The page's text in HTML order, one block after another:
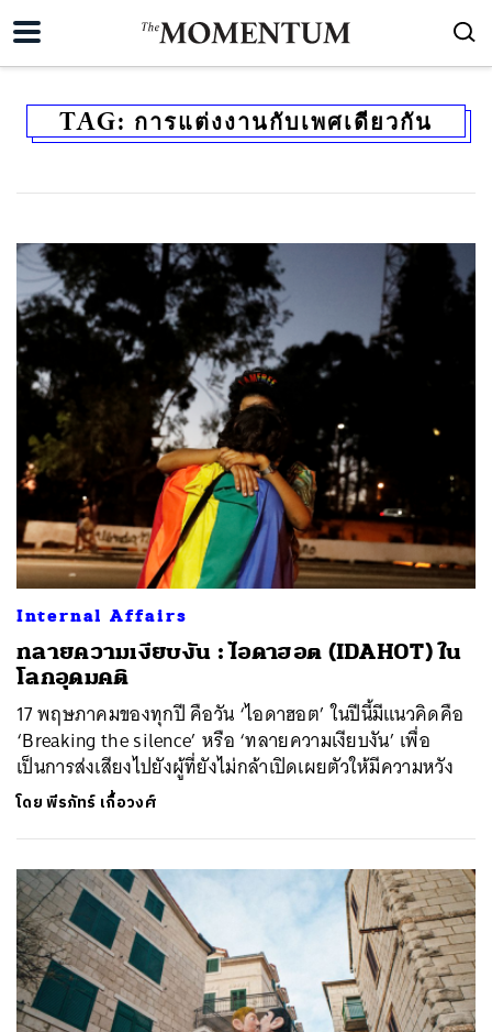
TAG: การแต่งงานกับเพศเดียวกัน
Internal Affairs
ทลายความเงียบงัน : ไอดาฮอต (IDAHOT) ใน
โลกอุดมคติ
17 พฤษภาคมของทุกปี คือวัน ‘ไอดาฮอต’ ในปีนี้มีแนวคิดคือ
‘Breaking the silence’ หรือ ‘ทลายความเงียบงัน’ เพื่อ
เป็นการส่งเสียงไปยังผู้ที่ยังไม่กล้าเปิดเผยตัวให้มีความหวัง
โดยพีรภัทร์ เกื้อวงศ์